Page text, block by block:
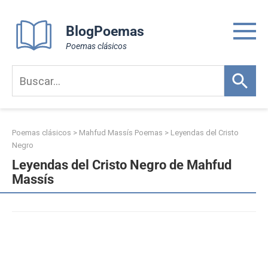
content
BlogPoemas
Poemas clásicos
Poemas clásicos > Mahfud Massís Poemas > Leyendas del Cristo
Negro
Leyendas del Cristo Negro de Mahfud
Massís